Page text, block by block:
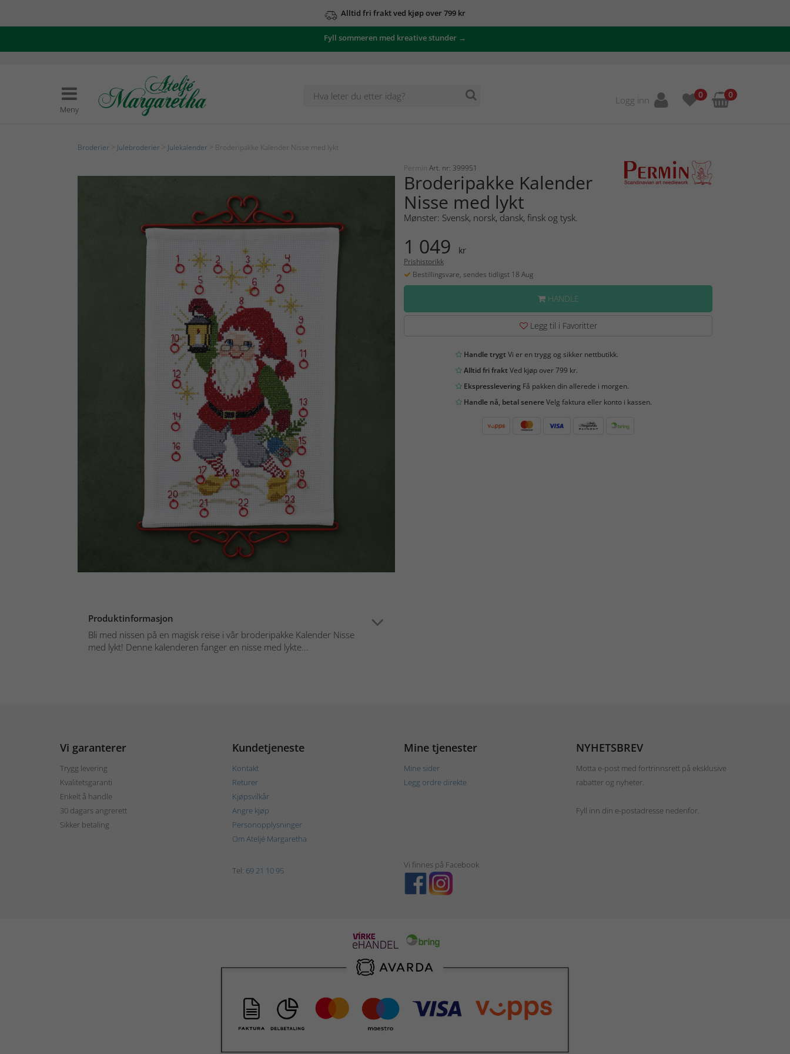
Alltid fri frakt ved kjøp over 799 kr
Fyll sommeren med kreative stunder →
Meny
Logg inn 0 0
Broderier Julebroderier Julekalender > Broderipakke Kalender Nisse med lykt
Produktinformasjon
Bli med nissen på en magisk reise i vår broderipakke Kalender Nisse
med lykt! Denne kalenderen fanger en nisse med lykte...
Permin Art. nr: 399951
Broderipakke Kalender
Nisse med lykt
Mønster: Svensk, norsk, dansk, finsk og tysk.
1 049 kr
Prishistorikk
Bestillingsvare, sendes tidligst 18 Aug
HANDLE
Legg til i Favoritter
Handle trygtVi er en trygg og sikker nettbutikk.
Alltid fri fraktVed kjøp over 799 kr.
EkspressleveringFå pakken din allerede i morgen.
Handle nå, betal senereVelg faktura eller konto i kassen.
Vi garanterer
Trygg levering
Kvalitetsgaranti
Enkelt å handle
30 dagars angrerett
Sikker betaling
Kundetjeneste
Kontakt
Returer
Kjøpsvilkår
Angre kjøp
Personopplysninger
Om Ateljé Margaretha
Mine tjenester
Mine sider
Legg ordre direkte
NYHETSBREV
Motta e-post med fortrinnsrett på eksklusive
rabatter og nyheter.
Fyll inn din e-postadresse nedenfor.
Tel: 69 21 10 95
Vi finnes på Facebook